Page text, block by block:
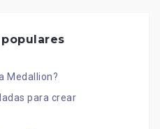
Medallion?
para crear